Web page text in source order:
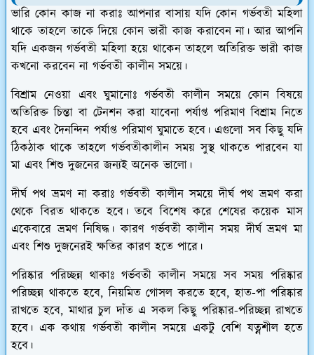
ভারি কোন কাজ না করাঃ আপনার বাসায় যদি কোন গর্ভবতী মহিলা
থাকে তাহলে তাকে দিয়ে কোন ভারী কাজ করাবেন না। আর আপনি
যদি একজন গর্ভবতী মহিলা হয়ে থাকেন তাহলে অতিরিক্ত ভারী কাজ
কখনো করবেন না গর্ভবতী কালীন সময়ে।
বিশ্রাম নেওয়া এবং ঘুমানোঃ গর্ভবতী কালীন সময়ে কোন বিষয়ে
অতিরিক্ত চিন্তা বা টেনশন করা যাবেনা পর্যাপ্ত পরিমাণ বিশ্রাম নিতে
হবে এবং দৈনন্দিন পর্যাপ্ত পরিমাণ ঘুমাতে হবে। এগুলো সব কিছু যদি
ঠিকঠাক থাকে তাহলে গর্ভবতীকালীন সময় সুস্থ থাকতে পারবেন যা
মা এবং শিশু দুজনের জন্যই অনেক ভালো।
দীর্ঘ পথ ভ্রমণ না করাঃ গর্ভবতী কালীন সময়ে দীর্ঘ পথ ভ্রমণ করা
থেকে বিরত থাকতে হবে। তবে বিশেষ করে শেষের কয়েক মাস
একেবারে ভ্রমণ নিষিদ্ধ। কারণ গর্ভবতী কালীন সময় দীর্ঘ ভ্রমণ মা
এবং শিশু দুজনেরই ক্ষতির কারণ হতে পারে।
পরিষ্কার পরিচ্ছন্ন থাকাঃ গর্ভবতী কালীন সময়ে সব সময় পরিষ্কার
পরিচ্ছন্ন থাকতে হবে, নিয়মিত গোসল করতে হবে, হাত-পা পরিষ্কার
রাখতে হবে, মাথার চুল দাঁত এ সকল কিছু পরিষ্কার-পরিচ্ছন্ন রাখতে
হবে। এক কথায় গর্ভবতী কালীন সময়ে একটু বেশি যত্নশীল হতে
হবে।